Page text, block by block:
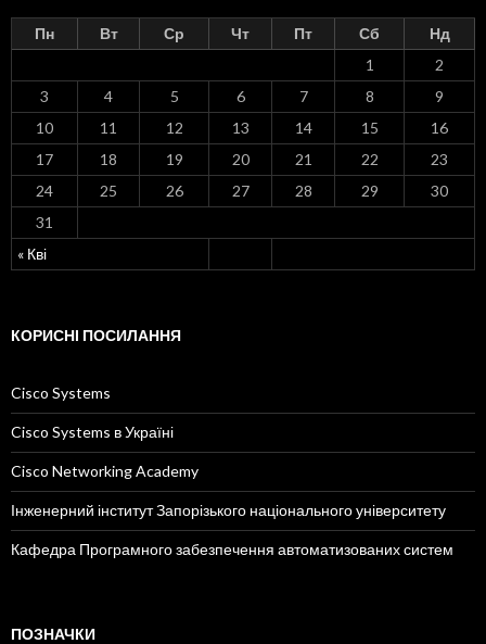
Пн Вт Ср Чт Пт Сб Нд
« Кві
1
2
3
4 5 6 7 8
9
10
11 12 13 14 15
16
17
18 19 20 21 22
23
24
25 26 27 28 29
30
31
КОРИСНІ ПОСИЛАННЯ
Cisco Systems
Cisco Systems в Україні
Cisco Networking Academy
Інженерний інститут Запорізького національного університету
Кафедра Програмного забезпечення автоматизованих систем
ПОЗНАЧКИ